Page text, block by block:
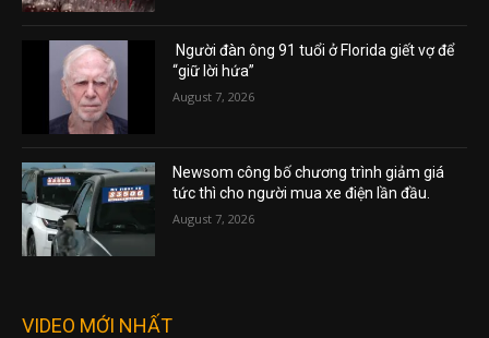
Người đàn ông 91 tuổi ở Florida giết vợ để
“giữ lời hứa”
August 7, 2026
Newsom công bố chương trình giảm giá
tức thì cho người mua xe điện lần đầu.
August 7, 2026
VIDEO MỚI NHẤT